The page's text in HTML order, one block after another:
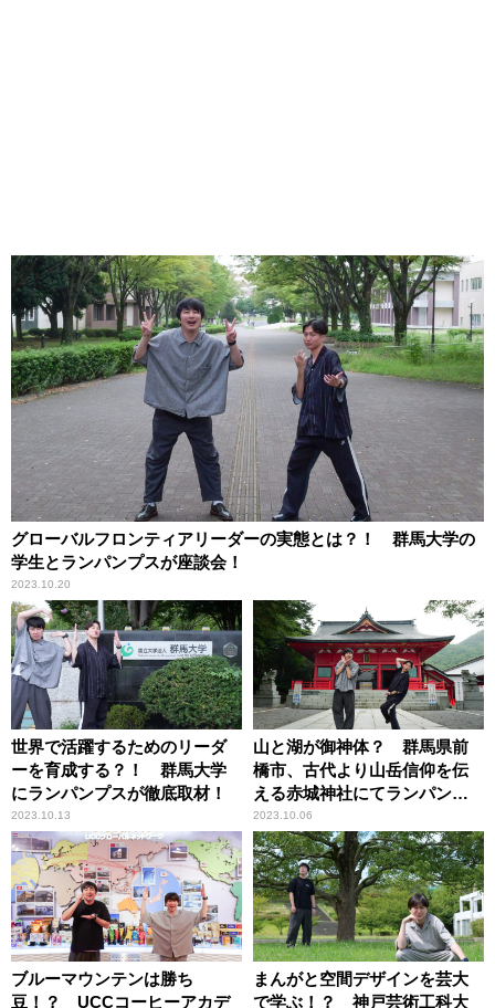
グローバルフロンティアリーダーの実態とは？！ 群馬大学の
学生とランパンプスが座談会！
2023.10.20
世界で活躍するためのリーダ
ーを育成する？！ 群馬大学
にランパンプスが徹底取材！
2023.10.13
山と湖が御神体？ 群馬県前
橋市、古代より山岳信仰を伝
える赤城神社にてランパンプ
スが合格祈願！
2023.10.06
ブルーマウンテンは勝ち
豆！？ UCCコーヒーアカデ
まんがと空間デザインを芸大
で学ぶ！？ 神戸芸術工科大